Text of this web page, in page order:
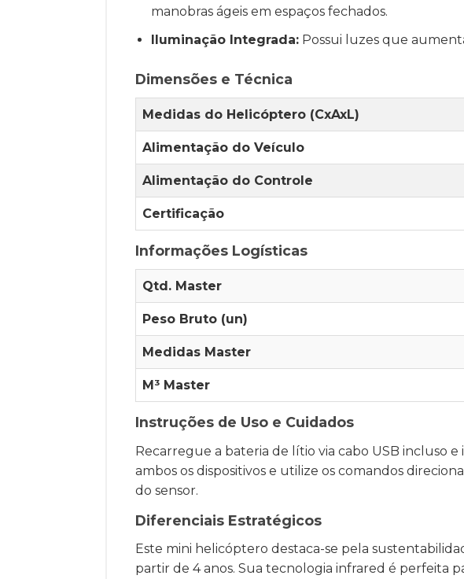
manobras ágeis em espaços fechados.
Iluminação Integrada: Possui luzes que
Dimensões e Técnica
Medidas do Helicóptero (CxAxL)
Alimentação do Veículo
Alimentação do Controle
Certificação
Informações Logísticas
Qtd. Master
Peso Bruto (un)
Medidas Master
M³ Master
Instruções de Uso e Cuidados
Recarregue a bateria de lítio via cabo USB incluso
ambos os dispositivos e utilize os comandos
do sensor.
Diferenciais Estratégicos
Este mini helicóptero destaca-se pela
partir de 4 anos. Sua tecnologia infrared é perfeita